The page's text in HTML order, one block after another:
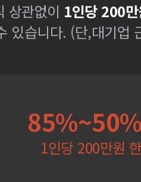
상관없이 1인당 200
있습니다. (단,대기업
1인당 200만원